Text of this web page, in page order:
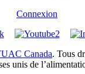
Connexion
Canada. Tous
unis de